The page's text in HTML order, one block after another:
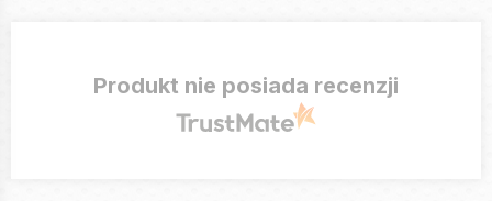
Produkt nie posiada recenzji